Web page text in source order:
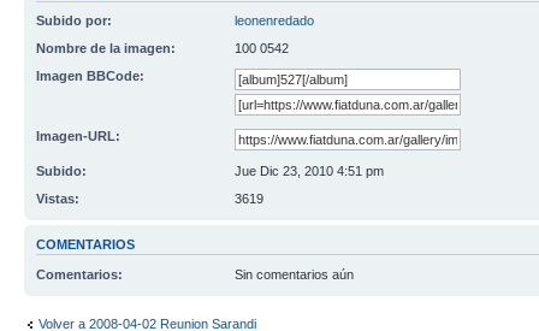
Subido por:
leonenredado
Nombre de la imagen:
100 0542
Imagen BBCode:
Imagen-URL:
Subido:
Jue Dic 23, 2010 4:51 pm
Vistas:
3619
COMENTARIOS
Comentarios: Sin comentarios aún
Volver a 2008-04-02 Reunion Sarandi